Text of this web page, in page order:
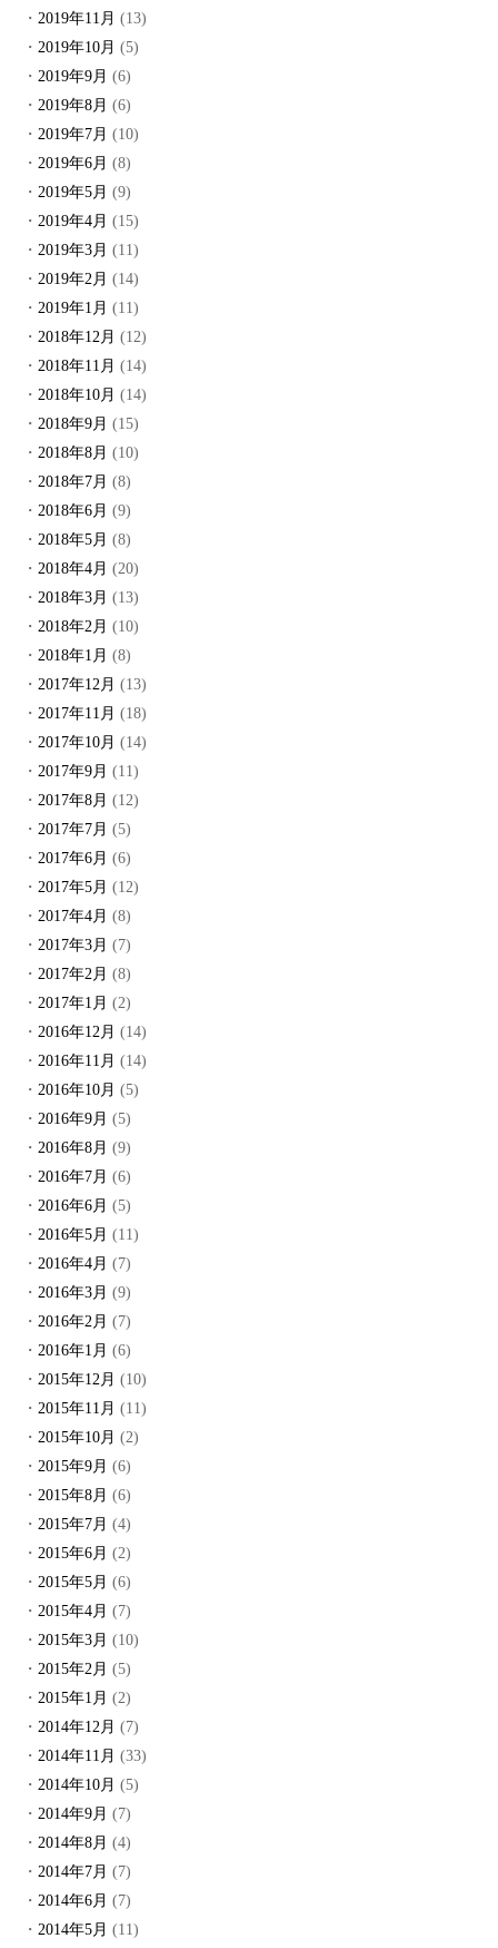
2019年11月 (13)
2019年10月 (5)
2019年9月 (6)
2019年8月 (6)
2019年7月 (10)
2019年6月 (8)
2019年5月 (9)
2019年4月 (15)
2019年3月 (11)
2019年2月 (14)
2019年1月 (11)
2018年12月 (12)
2018年11月 (14)
2018年10月 (14)
2018年9月 (15)
2018年8月 (10)
2018年7月 (8)
2018年6月 (9)
2018年5月 (8)
2018年4月 (20)
2018年3月 (13)
2018年2月 (10)
2018年1月 (8)
2017年12月 (13)
2017年11月 (18)
2017年10月 (14)
2017年9月 (11)
2017年8月 (12)
2017年7月 (5)
2017年6月 (6)
2017年5月 (12)
2017年4月 (8)
2017年3月 (7)
2017年2月 (8)
2017年1月 (2)
2016年12月 (14)
2016年11月 (14)
2016年10月 (5)
2016年9月 (5)
2016年8月 (9)
2016年7月 (6)
2016年6月 (5)
2016年5月 (11)
2016年4月 (7)
2016年3月 (9)
2016年2月 (7)
2016年1月 (6)
2015年12月 (10)
2015年11月 (11)
2015年10月 (2)
2015年9月 (6)
2015年8月 (6)
2015年7月 (4)
2015年6月 (2)
2015年5月 (6)
2015年4月 (7)
2015年3月 (10)
2015年2月 (5)
2015年1月 (2)
2014年12月 (7)
2014年11月 (33)
2014年10月 (5)
2014年9月 (7)
2014年8月 (4)
2014年7月 (7)
2014年6月 (7)
2014年5月 (11)